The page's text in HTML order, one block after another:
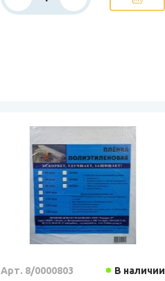
Арт. 8/0000803 В наличии